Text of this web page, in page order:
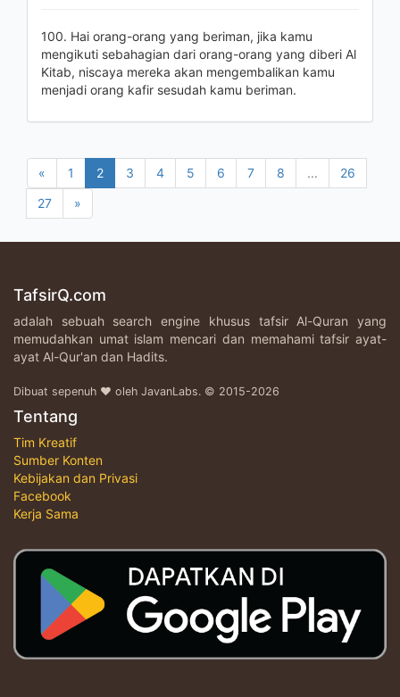
100. Hai orang-orang yang beriman, jika kamu
mengikuti sebahagian dari orang-orang yang diberi Al
Kitab, niscaya mereka akan mengembalikan kamu
menjadi orang kafir sesudah kamu beriman.
« 1 2 3 4 5 6 7 8 ...
26
27
»
TafsirQ.com
adalah sebuah search engine khusus tafsir Al-Quran yang
memudahkan umat islam mencari dan memahami tafsir ayat-
ayat Al-Qur'an dan Hadits.
Dibuat sepenuh ♥ oleh JavanLabs. © 2015-2026
Tentang
Tim Kreatif
Sumber Konten
Kebijakan dan Privasi
Facebook
Kerja Sama